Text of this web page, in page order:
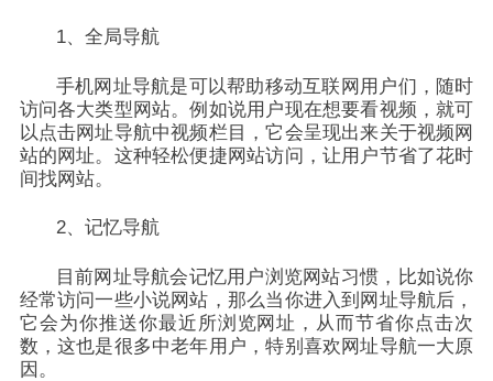
1、全局导航
手机网址导航是可以帮助移动互联网用户们，随时
访问各大类型网站。例如说用户现在想要看视频，就可
以点击网址导航中视频栏目，它会呈现出来关于视频网
站的网址。这种轻松便捷网站访问，让用户节省了花时
间找网站。
2、记忆导航
目前网址导航会记忆用户浏览网站习惯，比如说你
经常访问一些小说网站，那么当你进入到网址导航后，
它会为你推送你最近所浏览网址，从而节省你点击次
数，这也是很多中老年用户，特别喜欢网址导航一大原
因。